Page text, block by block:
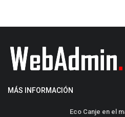
MÁS INFORMACIÓN
Eco Canje en el